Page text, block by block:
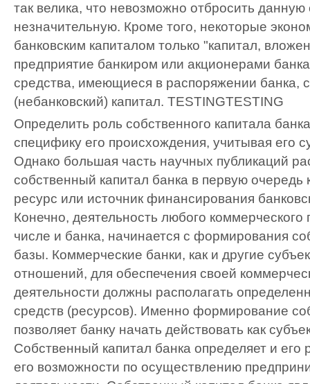
так велика, что невозможно отбросить
незначительную. Кроме того, некоторые
банковским капиталом только "капитал,
предприятие банкиром или акционерами
средства, имеющиеся в распоряжении банка,
(небанковский) капитал. TESTINGTESTING
Определить роль собственного капитала
специфику его происхождения, учитывая его
Однако большая часть научных публикаций
собственный капитал банка в первую очередь
ресурс или источник финансирования
Конечно, деятельность любого коммерческого
числе и банка, начинается с формирования
базы. Коммерческие банки, как и другие
отношений, для обеспечения своей
деятельности должны располагать
средств (ресурсов). Именно формирование
позволяет банку начать действовать как
Собственный капитал банка определяет и его
его возможности по осуществлению